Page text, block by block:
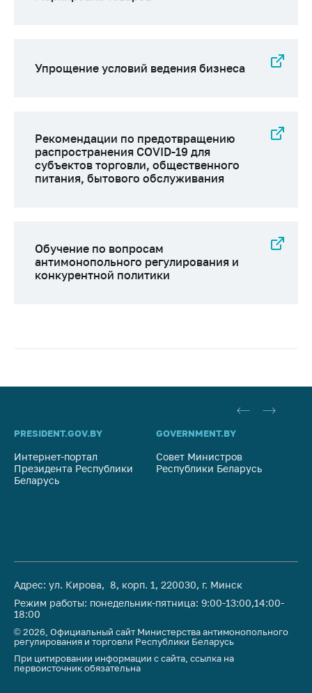
Упрощение условий ведения бизнеса
Рекомендации по предотвращению
распространения COVID-19 для
субъектов торговли, общественного
питания, бытового обслуживания
Обучение по вопросам
антимонопольного регулирования и
конкурентной политики
PRESIDENT.GOV.BY
Интернет-портал
Президента Республики
Беларусь
GOVERNMENT.BY
Совет Министров
Республики Беларусь
Адрес: ул. Кирова, 8, корп. 1, 220030, г. Минск
Режим работы: понедельник-пятница: 9:00-13:00,14:00-
18:00
© 2026, Официальный сайт Министерства антимонопольного
регулирования и торговли Республики Беларусь
При цитировании информации с сайта, ссылка на
первоисточник обязательна